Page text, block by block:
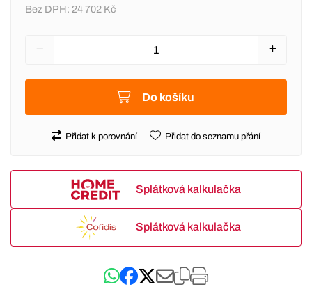
Bez DPH: 24 702 Kč
Do košíku
Přidat k porovnání Přidat do seznamu přání
Splátková kalkulačka
Splátková kalkulačka